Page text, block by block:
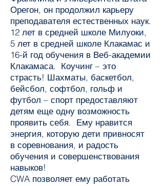
Орегон, он продолжил карьеру
преподавателя естественных наук.
12 лет в средней школе Милуоки,
5 лет в средней школе Клакамас и
16-й год обучения в Веб-академии
Клакамаса. Коучинг – это
страсть! Шахматы, баскетбол,
бейсбол, софтбол, гольф и
футбол – спорт предоставляют
детям еще одну возможность
проявить себя. Ему нравится
энергия, которую дети привносят
в соревнования, и радость
обучения и совершенствования
навыков!
CWA позволяет ему работать